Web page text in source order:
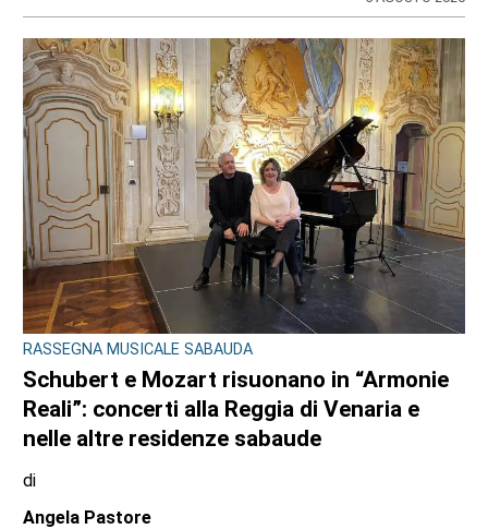
RASSEGNA MUSICALE SABAUDA
Schubert e Mozart risuonano in “Armonie
Reali”: concerti alla Reggia di Venaria e
nelle altre residenze sabaude
di
Angela Pastore